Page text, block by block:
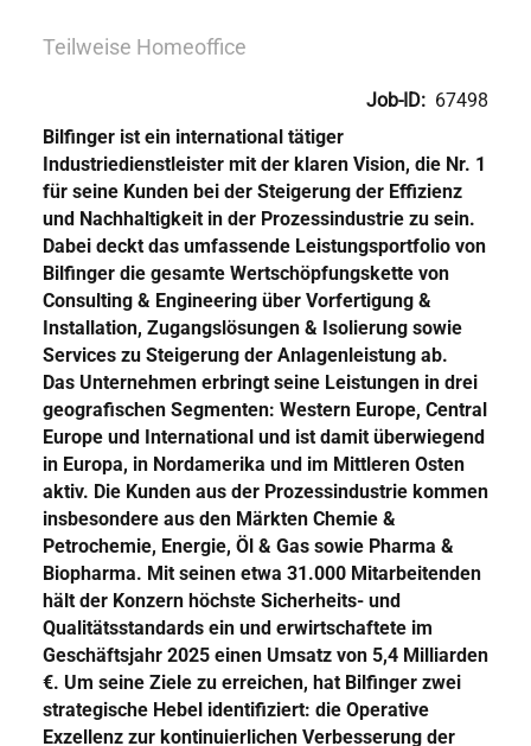
Teilweise Homeoffice
Job-ID: 67498
Bilfinger ist ein international tätiger
Industriedienstleister mit der klaren Vision, die Nr. 1
für seine Kunden bei der Steigerung der Effizienz
und Nachhaltigkeit in der Prozessindustrie zu sein.
Dabei deckt das umfassende Leistungsportfolio von
Bilfinger die gesamte Wertschöpfungskette von
Consulting & Engineering über Vorfertigung &
Installation, Zugangslösungen & Isolierung sowie
Services zu Steigerung der Anlagenleistung ab.
Das Unternehmen erbringt seine Leistungen in drei
geografischen Segmenten: Western Europe, Central
Europe und International und ist damit überwiegend
in Europa, in Nordamerika und im Mittleren Osten
aktiv. Die Kunden aus der Prozessindustrie kommen
insbesondere aus den Märkten Chemie &
Petrochemie, Energie, Öl & Gas sowie Pharma &
Biopharma. Mit seinen etwa 31.000 Mitarbeitenden
hält der Konzern höchste Sicherheits- und
Qualitätsstandards ein und erwirtschaftete im
Geschäftsjahr 2025 einen Umsatz von 5,4 Milliarden
€. Um seine Ziele zu erreichen, hat Bilfinger zwei
strategische Hebel identifiziert: die Operative
Exzellenz zur kontinuierlichen Verbesserung der